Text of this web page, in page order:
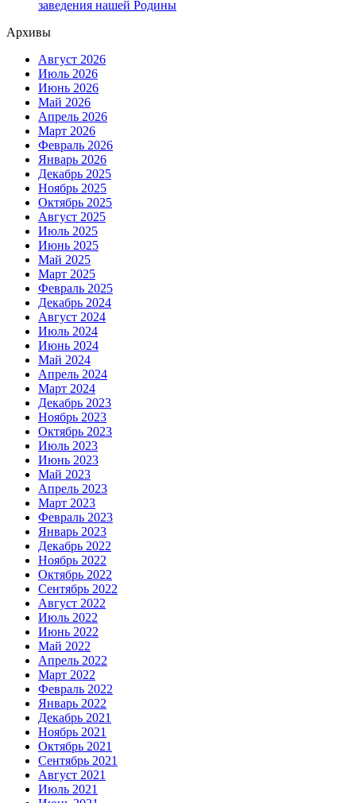
заведения нашей Родины
Архивы
Август 2026
Июль 2026
Июнь 2026
Май 2026
Апрель 2026
Март 2026
Февраль 2026
Январь 2026
Декабрь 2025
Ноябрь 2025
Октябрь 2025
Август 2025
Июль 2025
Июнь 2025
Май 2025
Март 2025
Февраль 2025
Декабрь 2024
Август 2024
Июль 2024
Июнь 2024
Май 2024
Апрель 2024
Март 2024
Декабрь 2023
Ноябрь 2023
Октябрь 2023
Июль 2023
Июнь 2023
Май 2023
Апрель 2023
Март 2023
Февраль 2023
Январь 2023
Декабрь 2022
Ноябрь 2022
Октябрь 2022
Сентябрь 2022
Август 2022
Июль 2022
Июнь 2022
Май 2022
Апрель 2022
Март 2022
Февраль 2022
Январь 2022
Декабрь 2021
Ноябрь 2021
Октябрь 2021
Сентябрь 2021
Август 2021
Июль 2021